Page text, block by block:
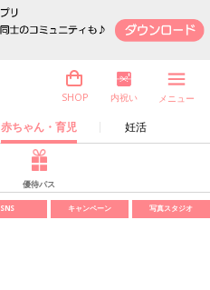
赤ちゃん・育児 妊活
SHOP 内祝い メニュー
優待パス
SNS キャンペーン 写真スタジオ